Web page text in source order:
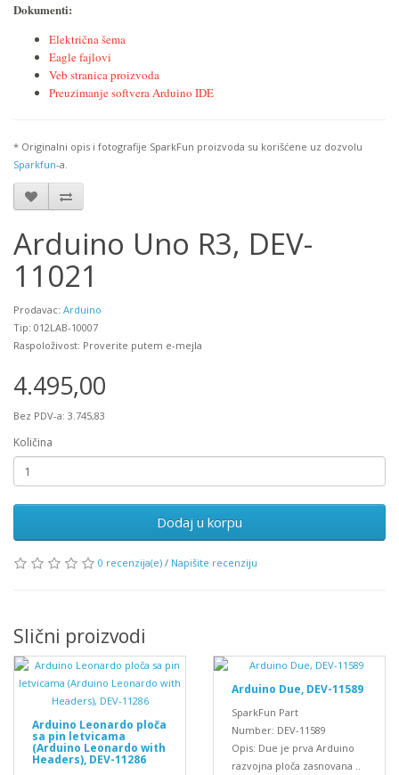
Dokumenti:
Električna šema
Eagle fajlovi
Veb stranica proizvoda
Preuzimanje softvera Arduino IDE
* Originalni opis i fotografije SparkFun proizvoda su korišćene uz dozvolu
Sparkfun-a.
Arduino Uno R3, DEV-
11021
Prodavac: Arduino
Tip: 012LAB-10007
Raspoloživost: Proverite putem e-mejla
4.495,00
Bez PDV-a: 3.745,83
Količina
Dodaj u korpu
0 recenzija(e) / Napišite recenziju
Slični proizvodi
Arduino Leonardo ploča
sa pin letvicama
(Arduino Leonardo with
Headers), DEV-11286
Arduino Due, DEV-11589
SparkFun Part
Number: DEV-11589
Opis: Due je prva Arduino
razvojna ploča zasnovana ..